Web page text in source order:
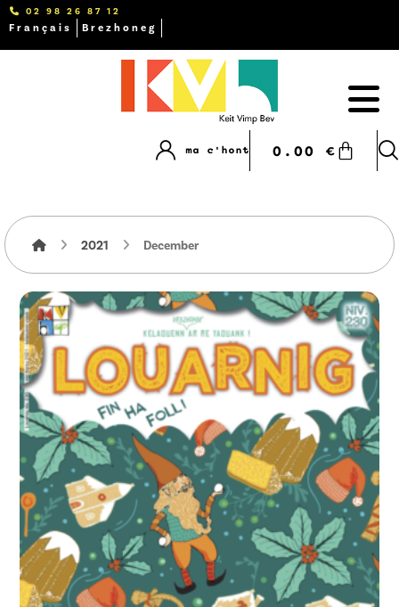
Français Brezhoneg
02 98 26 87 12
0.00 €
ma c'hont
2021 December